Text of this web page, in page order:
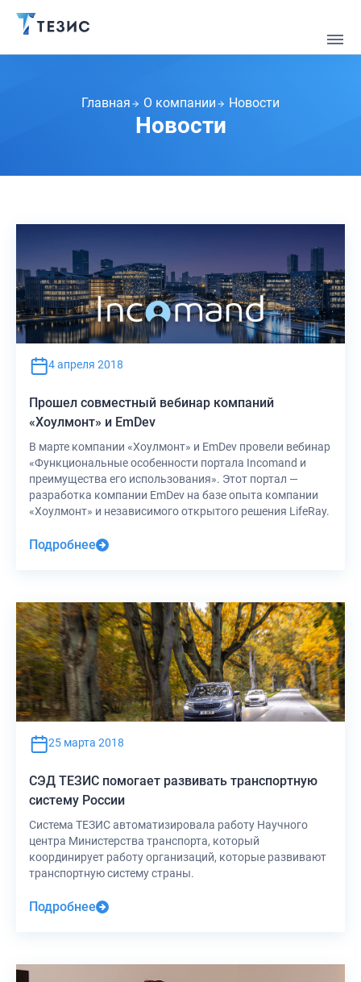
Главная О компании Новости
Новости
4 апреля 2018
Прошел совместный вебинар компаний
«Хоулмонт» и EmDev
В марте компании «Хоулмонт» и EmDev провели вебинар
«Функциональные особенности портала Incomand и
преимущества его использования». Этот портал —
разработка компании EmDev на базе опыта компании
«Хоулмонт» и независимого открытого решения LifeRay.
Подробнее
25 марта 2018
СЭД ТЕЗИС помогает развивать транспортную
систему России
Система ТЕЗИС автоматизировала работу Научного
центра Министерства транспорта, который
координирует работу организаций, которые развивают
транспортную систему страны.
Подробнее